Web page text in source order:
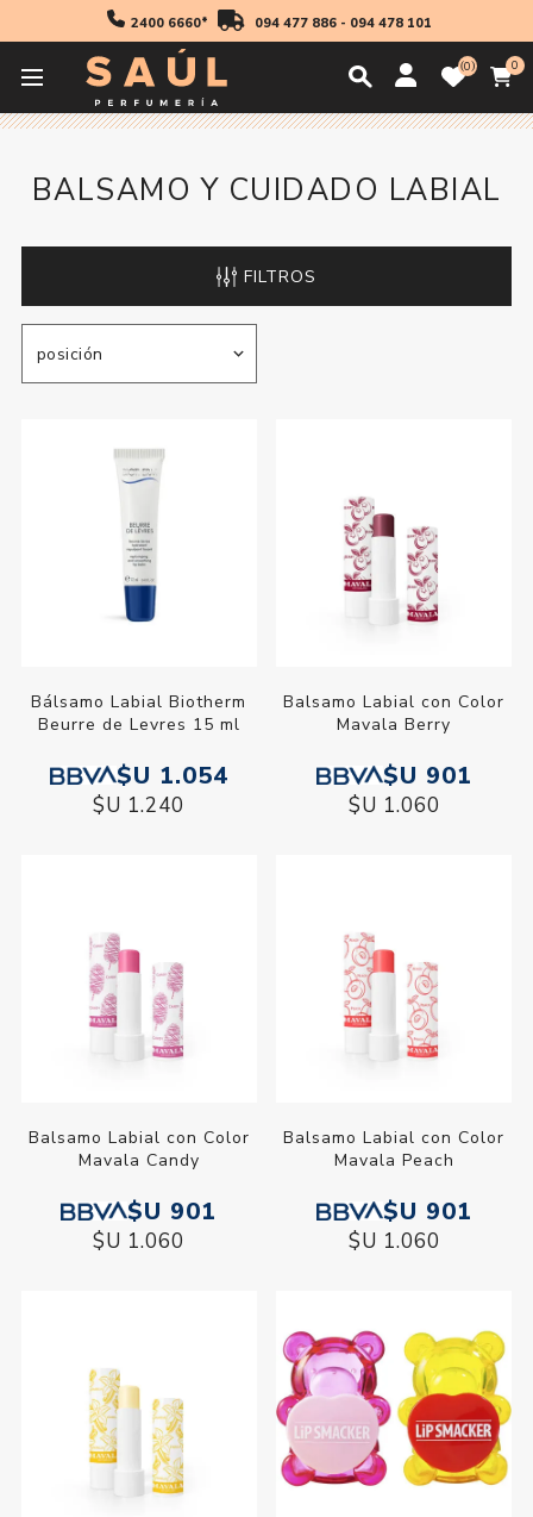
2400 6660* 094 477 886- 094 478 101
0 0
Maquillaje Labios
BALSAMO Y CUIDADO LABIAL
FILTROS
Bálsamo Labial Biotherm
Beurre de Levres 15 ml
$U 1.054
$U 1.240
Balsamo Labial con Color
Mavala Berry
$U 901
$U 1.060
Balsamo Labial con Color
Mavala Candy
$U 901
$U 1.060
Balsamo Labial con Color
Mavala Peach
$U 901
$U 1.060